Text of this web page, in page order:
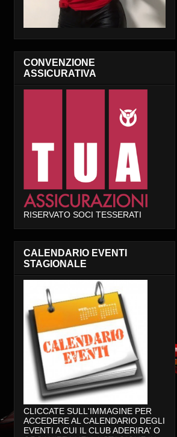
CONVENZIONE
ASSICURATIVA
RISERVATO SOCI TESSERATI
CALENDARIO EVENTI
STAGIONALE
CLICCATE SULL'IMMAGINE PER
ACCEDERE AL CALENDARIO DEGLI
EVENTI A CUI IL CLUB ADERIRA' O